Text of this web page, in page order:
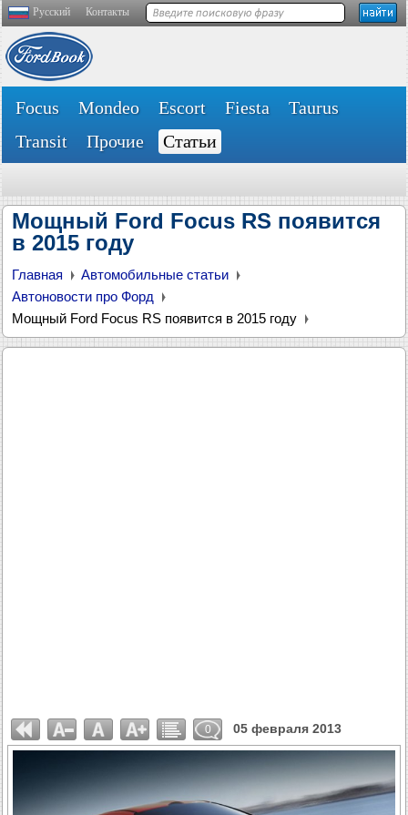
Русский Контакты
Focus Mondeo Escort Fiesta
Taurus
Transit
Прочие Статьи
Мощный Ford Focus RS появится
в 2015 году
Главная
Автомобильные статьи
Автоновости про Форд
Мощный Ford Focus RS появится в 2015 году
0 05 февраля 2013